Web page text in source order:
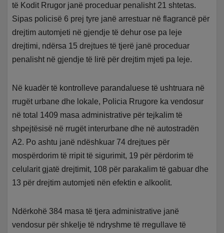
të Kodit Rrugor janë proceduar penalisht 21 shtetas.
Sipas policisë 6 prej tyre janë arrestuar në flagrancë për
drejtim automjeti në gjendje të dehur ose pa leje
drejtimi, ndërsa 15 drejtues të tjerë janë proceduar
penalisht në gjendje të lirë për drejtim mjeti pa leje.
Në kuadër të kontrolleve parandaluese të ushtruara në
rrugët urbane dhe lokale, Policia Rrugore ka vendosur
në total 1409 masa administrative për tejkalim të
shpejtësisë në rrugët interurbane dhe në autostradën
A2. Po ashtu janë ndëshkuar 74 drejtues për
mospërdorim të rripit të sigurimit, 19 për përdorim të
celularit gjatë drejtimit, 108 për parakalim të gabuar dhe
13 për drejtim automjeti nën efektin e alkoolit.
Ndërkohë 384 masa të tjera administrative janë
vendosur për shkelje të ndryshme të rregullave të